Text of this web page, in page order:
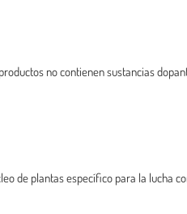
no contienen sustancias
de plantas específico para la lucha